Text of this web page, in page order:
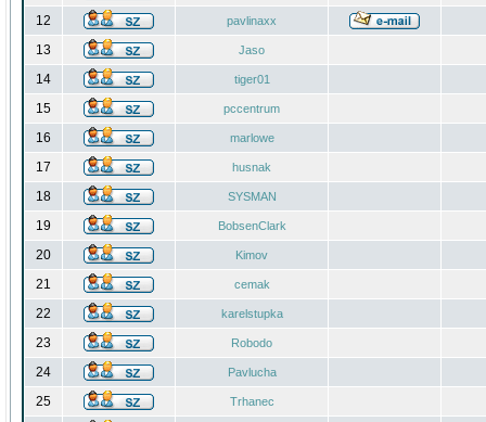
12 pavlinaxx
13 Jaso
14 tiger01
15 pccentrum
16 marlowe
17 husnak
18 SYSMAN
19 BobsenClark
20 Kimov
21 cemak
22 karelstupka
23 Robodo
24 Pavlucha
25 Trhanec